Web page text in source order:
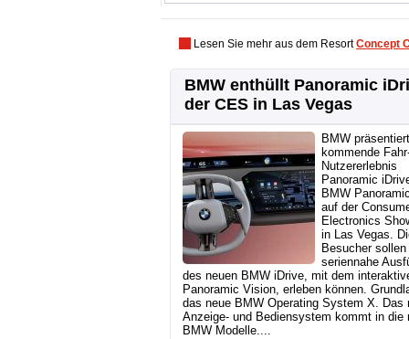
Lesen Sie mehr aus dem ResortConcept
BMW enthüllt Panoramic
der CES in Las Vegas
BMW
kommende
Nutzererlebnis
Panoramic
BMW
auf der
Electronics
in Las Vegas.
Besucher sollen
seriennahe
des neuen BMW iDrive, mit dem
Panoramic Vision, erleben können.
das neue BMW Operating System X. Das
Anzeige- und Bediensystem kommt in die
BMW Modelle....